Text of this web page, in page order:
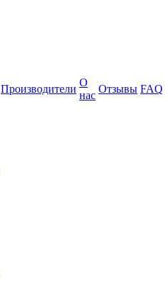
Производители
О
нас
Отзывы FAQ